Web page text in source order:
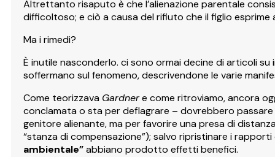
Altrettanto risaputo è che l’alienazione parentale
difficoltoso; e ciò a causa del rifiuto che il figlio
Ma i rimedi?
È inutile nasconderlo. ci sono ormai decine di articoli
soffermano sul fenomeno, descrivendone le varie
Come teorizzava Gardnere come ritroviamo, ancora
conclamata o sta per deflagrare – dovrebbero
genitore alienante, ma per favorire una presa di
“stanza di compensazione”); salvo ripristinare i
ambientale”abbiano prodotto effetti benefici.